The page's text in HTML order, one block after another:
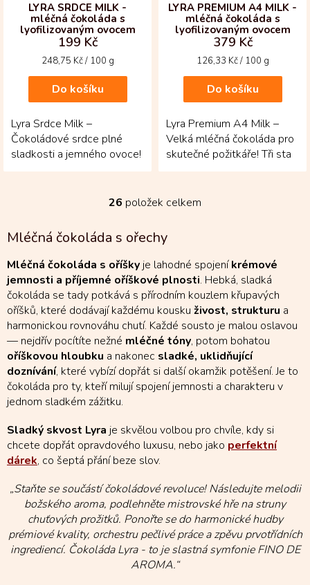
LYRA SRDCE MILK -
mléčná čokoláda s
lyofilizovaným ovocem
199 Kč
Měrná
248,75 Kč / 100 g
Do košíku
Lyra Srdce Milk –
Čokoládové srdce plné
sladkosti a jemného ovoce!
Mléčná čokoláda z bobů
LYRA PREMIUM A4 MILK -
mléčná čokoláda s
lyofilizovaným ovocem
379 Kč
Měrná
126,33 Kč / 100 g
Do košíku
Lyra Premium A4 Milk –
Velká mléčná čokoláda pro
skutečné požitkáře! Tři sta
gramů kolumbijské
O
l
á
d
a
c
í
p
r
v
k
y
v
ý
s
u
26 položek celkem
Mléčná čokoláda s ořechy
Mléčná čokoláda s oříšky je lahodné spojeníkrémové
jemnosti a příjemné oříškové plnosti. Hebká, sladká
čokoláda se tady potkává s přírodním kouzlem křupavých
oříšků, které dodávají každému kousku živost, strukturu a
harmonickou rovnováhu chutí. Každé sousto je malou oslavou
— nejdřív pocítíte nežné mléčné tóny, potom bohatou
oříškovou hloubku a nakonec sladké, uklidňující
doznívání, které vybízí dopřát si další okamžik potěšení. Je to
čokoláda pro ty, kteří milují spojení jemnosti a charakteru v
jednom sladkém zážitku.
Sladký skvost Lyra je skvělou volbou pro chvíle, kdy si
chcete dopřát opravdového luxusu, nebo jako perfektní
dárek, co šeptá přání beze slov.
„Staňte se součástí čokoládové revoluce! Následujte melodii
božského aroma, podlehněte mistrovské hře na struny
chuťových prožitků. Ponořte se do harmonické hudby
prémiové kvality, orchestru pečlivé práce a zpěvu prvotřídních
ingrediencí. Čokoláda Lyra - to je slastná symfonie FINO DE
AROMA.“